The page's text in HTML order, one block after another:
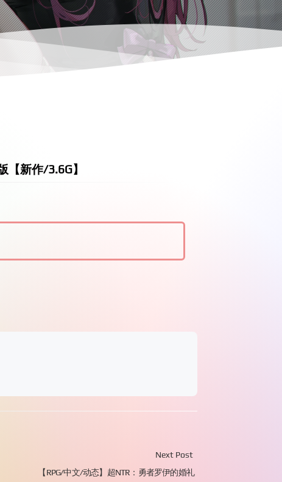
【新作/3.6G】
Next Post
【RPG/中文/动态】超NTR：勇者罗伊的婚礼